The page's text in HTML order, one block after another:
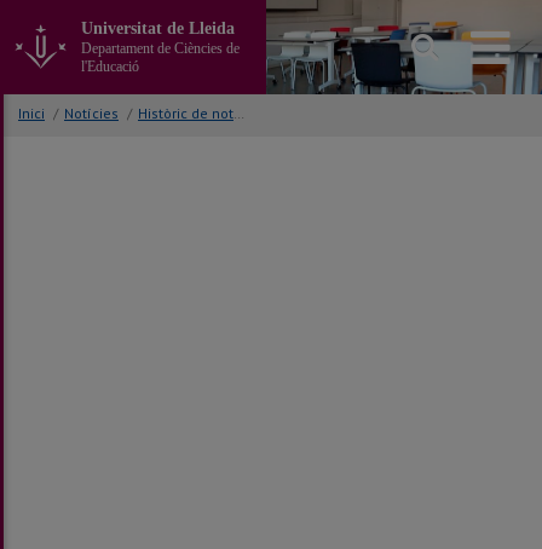
contingut
Universitat de Lleida
Departament de Ciències de
l'Educació
Inici / Notícies / Històric de notícies